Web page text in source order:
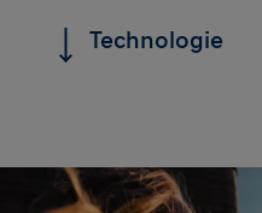
Technologie